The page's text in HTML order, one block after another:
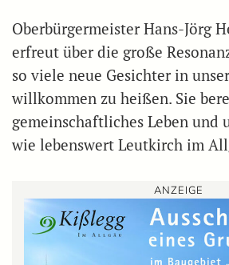
Oberbürgermeister Hans-Jörg
erfreut über die große
so viele neue Gesichter in
willkommen zu heißen. Sie
gemeinschaftliches Leben und
wie lebenswert Leutkirch im
ANZEIGE